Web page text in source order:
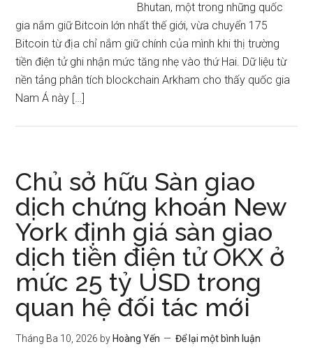
Bhutan, một trong những quốc
gia nắm giữ Bitcoin lớn nhất thế giới, vừa chuyển 175
Bitcoin từ địa chỉ nắm giữ chính của mình khi thị trường
tiền điện tử ghi nhận mức tăng nhẹ vào thứ Hai. Dữ liệu từ
nền tảng phân tích blockchain Arkham cho thấy quốc gia
Nam Á này […]
Chủ sở hữu Sàn giao
dịch chứng khoán New
York định giá sàn giao
dịch tiền điện tử OKX ở
mức 25 tỷ USD trong
quan hệ đối tác mới
Tháng Ba 10, 2026 by Hoàng Yến Để lại một bình luận